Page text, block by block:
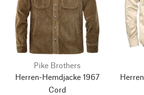
Pike Brothers
Herren-Hemdjacke 1967
Cord